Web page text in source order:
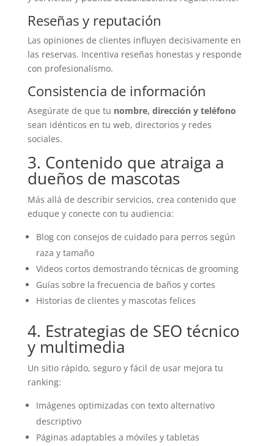
Reseñas y reputación
Las opiniones de clientes influyen decisivamente en
las reservas. Incentiva reseñas honestas y responde
con profesionalismo.
Consistencia de información
Asegúrate de que tu nombre, dirección y teléfono
sean idénticos en tu web, directorios y redes
sociales.
3. Contenido que atraiga a
dueños de mascotas
Más allá de describir servicios, crea contenido que
eduque y conecte con tu audiencia:
Blog con consejos de cuidado para perros según
raza y tamaño
Videos cortos demostrando técnicas de grooming
Guías sobre la frecuencia de baños y cortes
Historias de clientes y mascotas felices
4. Estrategias de SEO técnico
y multimedia
Un sitio rápido, seguro y fácil de usar mejora tu
ranking:
Imágenes optimizadas con texto alternativo
descriptivo
Páginas adaptables a móviles y tabletas